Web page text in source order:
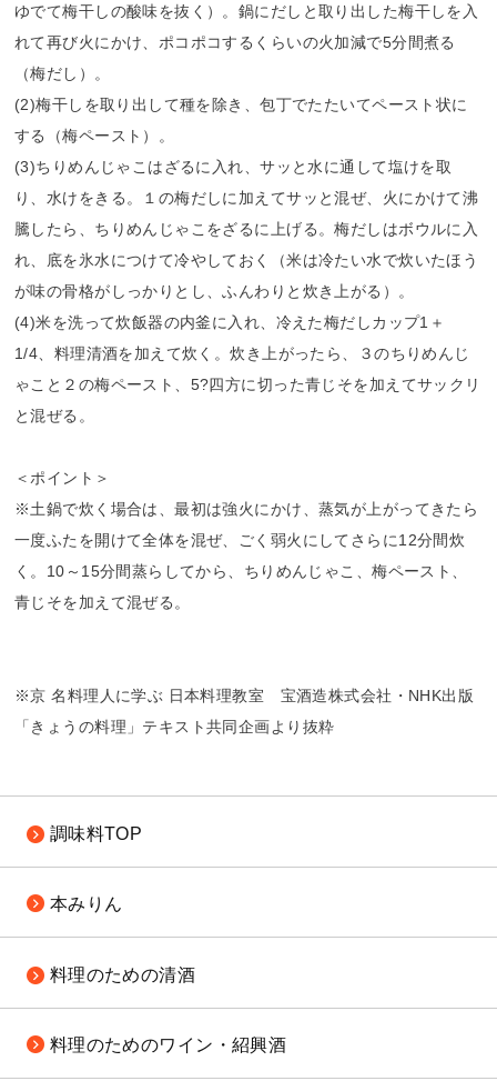
ゆでて梅干しの酸味を抜く）。鍋にだしと取り出した梅干しを入
れて再び火にかけ、ポコポコするくらいの火加減で5分間煮る
（梅だし）。
(2)梅干しを取り出して種を除き、包丁でたたいてペースト状に
する（梅ペースト）。
(3)ちりめんじゃこはざるに入れ、サッと水に通して塩けを取
り、水けをきる。１の梅だしに加えてサッと混ぜ、火にかけて沸
騰したら、ちりめんじゃこをざるに上げる。梅だしはボウルに入
れ、底を氷水につけて冷やしておく（米は冷たい水で炊いたほう
が味の骨格がしっかりとし、ふんわりと炊き上がる）。
(4)米を洗って炊飯器の内釜に入れ、冷えた梅だしカップ1＋
1/4、料理清酒を加えて炊く。炊き上がったら、３のちりめんじ
ゃこと２の梅ペースト、5?四方に切った青じそを加えてサックリ
と混ぜる。
＜ポイント＞
※土鍋で炊く場合は、最初は強火にかけ、蒸気が上がってきたら
一度ふたを開けて全体を混ぜ、ごく弱火にしてさらに12分間炊
く。10～15分間蒸らしてから、ちりめんじゃこ、梅ペースト、
青じそを加えて混ぜる。
※京 名料理人に学ぶ 日本料理教室 宝酒造株式会社・NHK出版
「きょうの料理」テキスト共同企画より抜粋
調味料TOP
本みりん
料理のための清酒
料理のためのワイン・紹興酒